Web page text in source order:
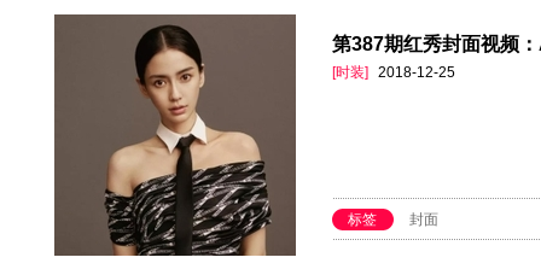
第387期红秀封面视频
[时装] 2018-12-25
标签 封面